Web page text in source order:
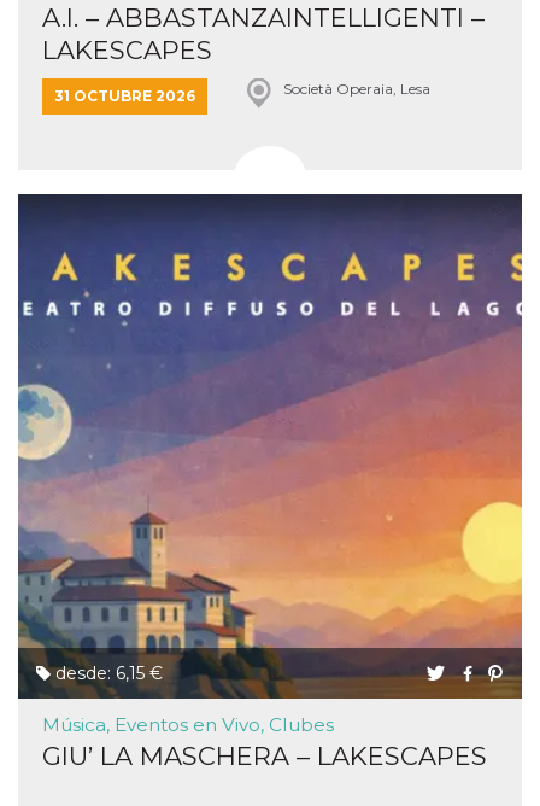
A.I. – ABBASTANZAINTELLIGENTI –
LAKESCAPES
31 OCTUBRE 2026 Società Operaia, Lesa
desde: 6,15 €
Música, Eventos en Vivo, Clubes
GIU’ LA MASCHERA – LAKESCAPES